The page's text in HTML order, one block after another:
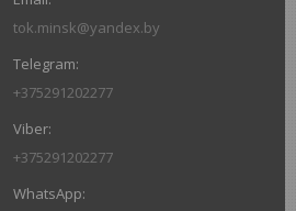
tok.minsk@yandex.by
+375291202277
+375291202277